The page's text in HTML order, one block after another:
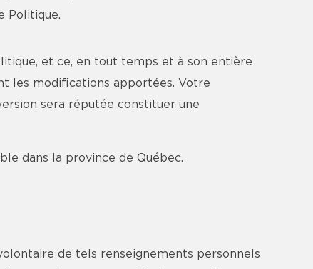
Politique.
et ce, en tout temps et à son entière
les modifications apportées. Votre
sera réputée constituer une
dans la province de Québec.
de tels renseignements personnels